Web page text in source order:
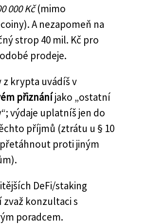
000 Kč(mimo
A nezapomeň na
strop 40 mil. Kč pro
prodeje.
z krypta uvádíš v
přiznáníjako „ostatní
výdaje uplatníš jen do
příjmů (ztrátu u § 10
proti jiným
DeFi/staking
zvaž konzultaci s
poradcem.